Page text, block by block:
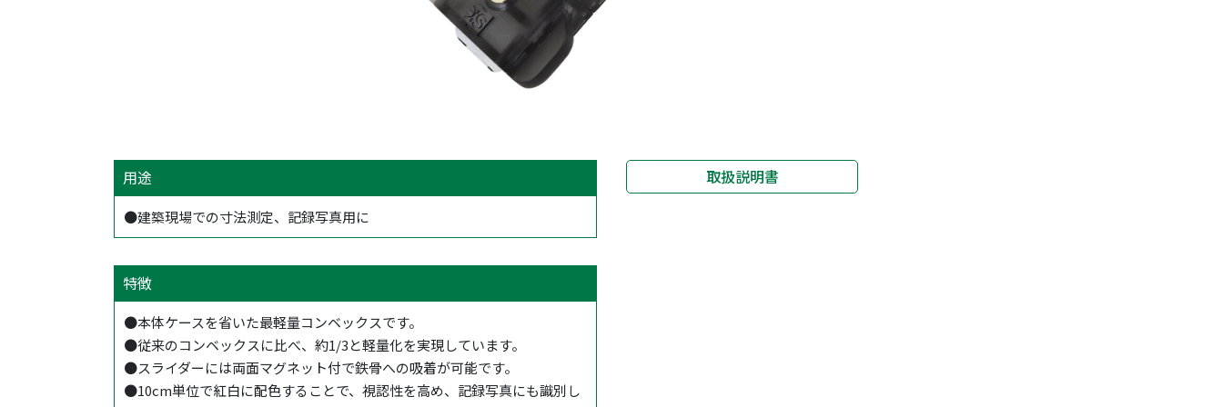
用途
●建築現場での寸法測定、記録写真用に
特徴
●本体ケースを省いた最軽量コンベックスです。
●従来のコンベックスに比べ、約1/3と軽量化を実現しています。
●スライダーには両面マグネット付で鉄骨への吸着が可能です。
●10cm単位で紅白に配色することで、視認性を高め、記録写真にも識別し
取扱説明書